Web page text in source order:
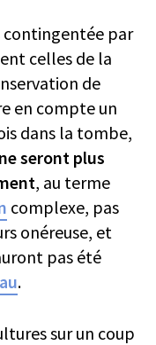
contingentée par
celles de la
de
en compte un
dans la tombe,
seront plus
, au terme
complexe, pas
onéreuse, et
pas été
.
sur un coup